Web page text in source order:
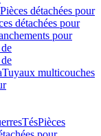
Pièces détachées pour
détachées pour
pour
Tuyaux multicouches
TésPièces